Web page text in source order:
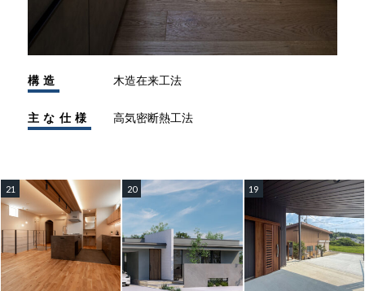
構造 木造在来工法
主な仕様 高気密断熱工法
21 20 19